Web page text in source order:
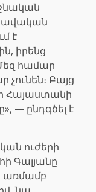
է
իրենց
համար
Բայց
Հայաստանի
— ընդգծել է
ուժերի
Գալյանը
առմամբ